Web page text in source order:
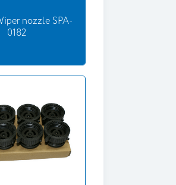
nozzle SPA-
0182